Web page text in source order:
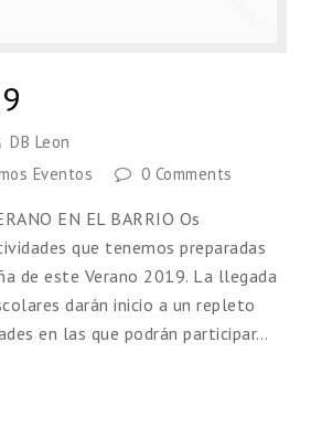
DB Leon
Eventos 0 Comments
EN EL BARRIO Os
que tenemos preparadas
de este Verano 2019. La llegada
darán inicio a un repleto
en las que podrán participar…